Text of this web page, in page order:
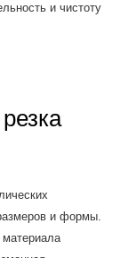
и чистоту
и формы.
материала